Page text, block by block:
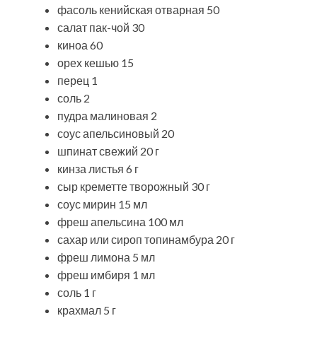
фасоль кенийская отварная 50
салат пак-чой 30
киноа 60
орех кешью 15
перец 1
соль 2
пудра малиновая 2
соус апельсиновый 20
шпинат свежий 20 г
кинза листья 6 г
сыр креметте творожный 30 г
соус мирин 15 мл
фреш апельсина 100 мл
сахар или сироп топинамбура 20 г
фреш лимона 5 мл
фреш имбиря 1 мл
соль 1 г
крахмал 5 г